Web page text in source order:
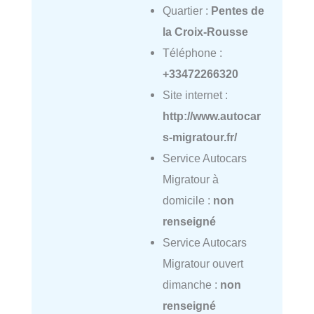
Quartier : Pentes de
la Croix-Rousse
Téléphone :
+33472266320
Site internet :
http://www.autocar
s-migratour.fr/
Service Autocars
Migratour à
domicile : non
renseigné
Service Autocars
Migratour ouvert
dimanche : non
renseigné